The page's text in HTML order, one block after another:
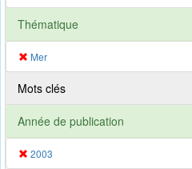
Thématique
Mer
Mots clés
Année de publication
2003